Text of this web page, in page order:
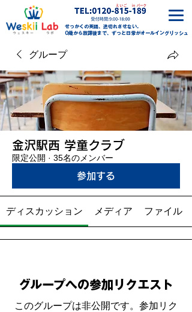
せっかくの英語、途切れさせない。
0歳から放課後まで、ずっと日常がオールイングリッシュ
グループ
金沢駅西 学童クラブ
限定公開 · 35名のメンバー
参加する
ディスカッション メディア ファイル
グループへの参加リクエスト
このグループは非公開です。参加リク